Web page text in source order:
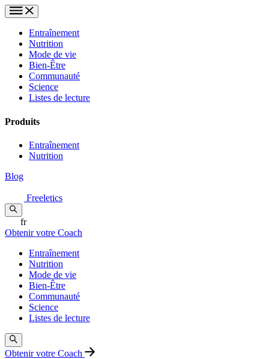
Entraînement
Nutrition
Mode de vie
Bien-Être
Communauté
Science
Listes de lecture
Produits
Entraînement
Nutrition
Blog
Freeletics
fr
Obtenir votre Coach
Entraînement
Nutrition
Mode de vie
Bien-Être
Communauté
Science
Listes de lecture
Obtenir votre Coach